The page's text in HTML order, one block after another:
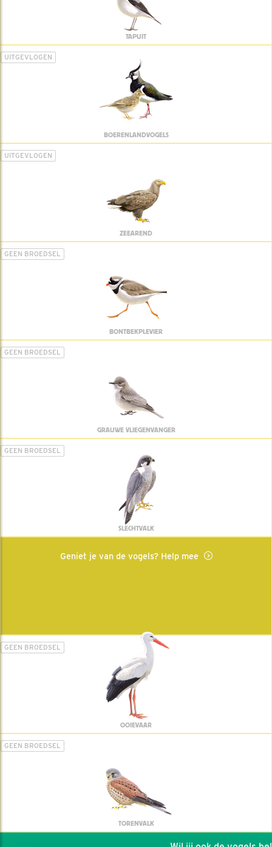
TAPUIT
UITGEVLOGEN
BOERENLANDVOGELS
UITGEVLOGEN
ZEEAREND
GEEN BROEDSEL
BONTBEKPLEVIER
GEEN BROEDSEL
GRAUWE VLIEGENVANGER
GEEN BROEDSEL
SLECHTVALK
Geniet je van de vogels? Help mee
GEEN BROEDSEL
OOIEVAAR
GEEN BROEDSEL
TORENVALK